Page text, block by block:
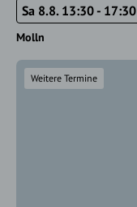
Sa 8.8. 13:30 - 17:30
Molln
Weitere Termine